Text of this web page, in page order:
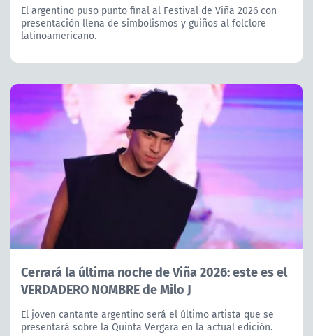
El argentino puso punto final al Festival de Viña 2026 con
presentación llena de simbolismos y guiños al folclore
latinoamericano.
Cerrará la última noche de Viña 2026: este es el
VERDADERO NOMBRE de Milo J
El joven cantante argentino será el último artista que se
presentará sobre la Quinta Vergara en la actual edición.